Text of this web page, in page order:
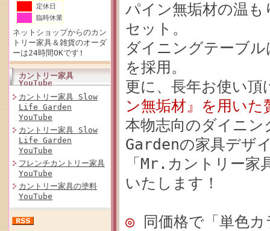
定休日
臨時休業
ネットショップからのカン
トリー家具＆雑貨のオーダ
ーは24時間OKです!
カントリー家具
YouTube
カントリー家具 Slow
Life Garden
YouTube
カントリー家具 Slow
Life Garden
YouTube
フレンチカントリー家具
YouTube
カントリー家具の塗料
YouTube
パイン無垢材の温
セット。
ダイニングテーブル
を採用。
更に、長年お使い頂
ン無垢材』を用いた
本物志向のダイニ
Gardenの家具デザ
「Mr.カントリー
いたします！
◎
同価格で「単色